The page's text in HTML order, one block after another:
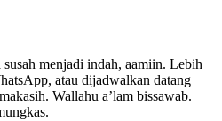
menjadi indah, aamiin. Lebih
atau dijadwalkan datang
Wallahu a’lam bissawab.